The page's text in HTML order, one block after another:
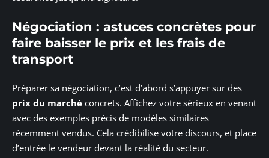
Négociation : astuces concrètes pour
faire baisser le prix et les frais de
transport
Préparer sa négociation, c’est d’abord s’appuyer sur des
prix du marché concrets. Affichez votre sérieux en venant
avec des exemples précis de modèles similaires
récemment vendus. Cela crédibilise votre discours, et place
d’entrée le vendeur devant la réalité du secteur.